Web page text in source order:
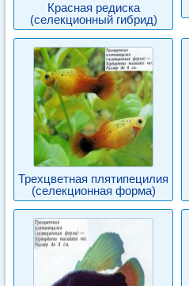
Красная редиска
(селекционный гибрид)
Трехцветная плятипецилия
(селекционная форма)